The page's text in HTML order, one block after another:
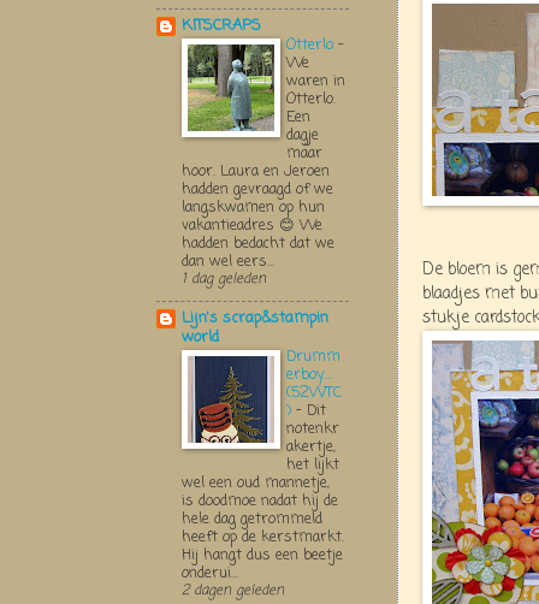
De bloem is
blaadjes met
stukje
KITSCRAPS
Otterlo -
We
waren in
Otterlo.
Een
dagje
maar
hoor. Laura en Jeroen
hadden gevraagd of we
langskwamen op hun
vakantieadres 😊 We
hadden bedacht dat we
dan wel eers...
1 dag geleden
Lijn's scrap&stampin
world
Drumm
erboy....
(52WTC
) - Dit
notenkr
akertje,
het lijkt
wel een oud mannetje,
is doodmoe nadat hij de
hele dag getrommeld
heeft op de kerstmarkt.
Hij hangt dus een beetje
onderui...
2 dagen geleden